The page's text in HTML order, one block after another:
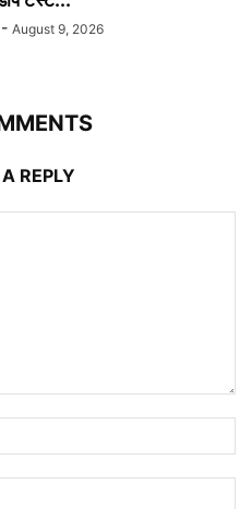
- August 9, 2026
REPLY